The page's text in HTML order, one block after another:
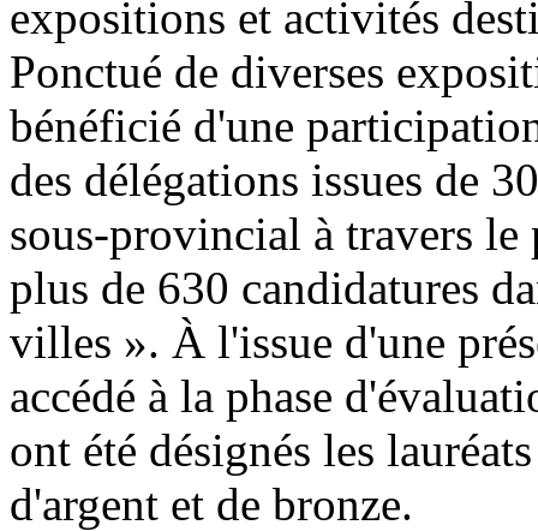
expositions et activités
Ponctué de diverses
bénéficié d'une
des délégations issues de
sous-provincial à travers
plus de 630 candidatures
villes ». À l'issue d'une
accédé à la phase
ont été désignés les
d'argent et de bronze.